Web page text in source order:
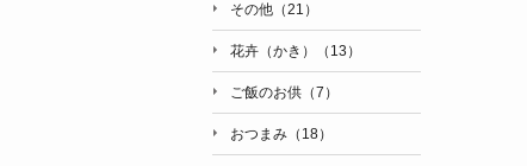
その他（21）
花卉（かき）（13）
ご飯のお供（7）
おつまみ（18）